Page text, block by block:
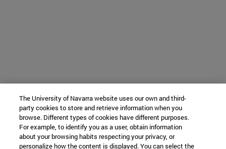
The University of Navarra website uses our own and third-
party cookies to store and retrieve information when you
browse. Different types of cookies have different purposes.
For example, to identify you as a user, obtain information
about your browsing habits respecting your privacy, or
personalize how the content is displayed. You can select the